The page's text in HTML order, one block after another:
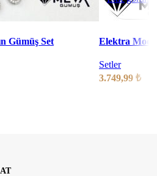
Gümüş Set Elektra
Setler
3.749,99 ₺